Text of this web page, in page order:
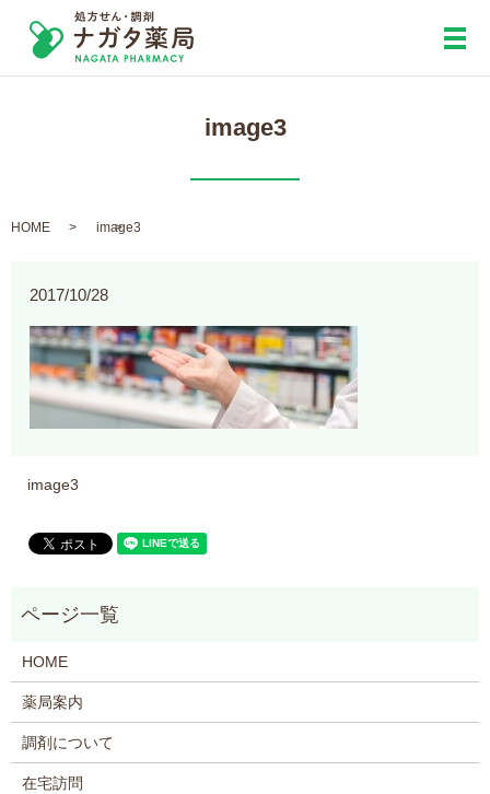
メ
image3
HOME image3
2017/10/28
image3
HOME
薬局案内
調剤について
在宅訪問